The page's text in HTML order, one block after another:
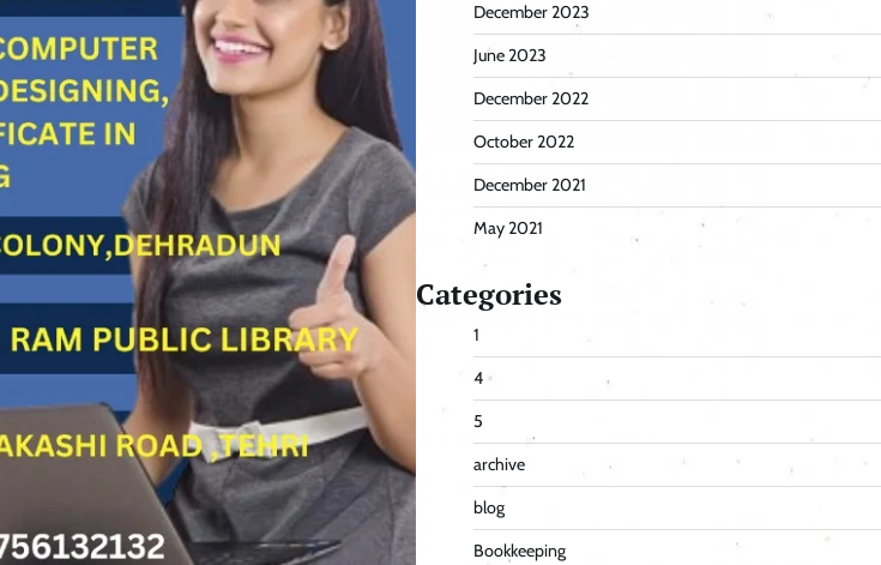
December 2023
June 2023
December 2022
October 2022
December 2021
May 2021
Categories
1
4
5
archive
blog
Bookkeeping